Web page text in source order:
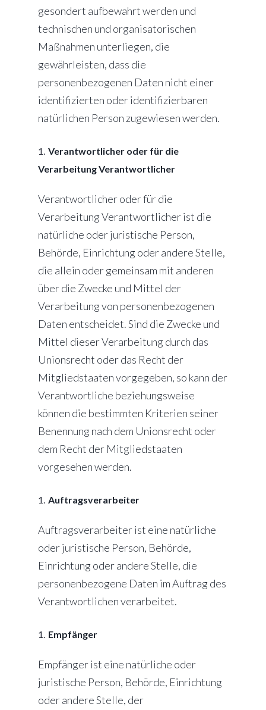
gesondert aufbewahrt werden und
technischen und organisatorischen
Maßnahmen unterliegen, die
gewährleisten, dass die
personenbezogenen Daten nicht einer
identifizierten oder identifizierbaren
natürlichen Person zugewiesen werden.
Verantwortlicher oder für die
Verarbeitung Verantwortlicher
Verantwortlicher oder für die
Verarbeitung Verantwortlicher ist die
natürliche oder juristische Person,
Behörde, Einrichtung oder andere Stelle,
die allein oder gemeinsam mit anderen
über die Zwecke und Mittel der
Verarbeitung von personenbezogenen
Daten entscheidet. Sind die Zwecke und
Mittel dieser Verarbeitung durch das
Unionsrecht oder das Recht der
Mitgliedstaaten vorgegeben, so kann der
Verantwortliche beziehungsweise
können die bestimmten Kriterien seiner
Benennung nach dem Unionsrecht oder
dem Recht der Mitgliedstaaten
vorgesehen werden.
Auftragsverarbeiter
Auftragsverarbeiter ist eine natürliche
oder juristische Person, Behörde,
Einrichtung oder andere Stelle, die
personenbezogene Daten im Auftrag des
Verantwortlichen verarbeitet.
Empfänger
Empfänger ist eine natürliche oder
juristische Person, Behörde, Einrichtung
oder andere Stelle, der